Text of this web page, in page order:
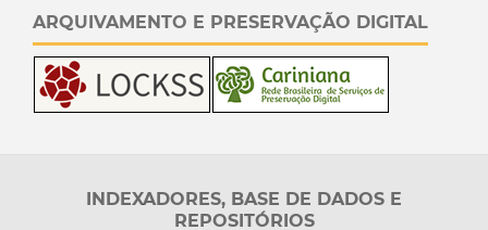
ARQUIVAMENTO E PRESERVAÇÃO DIGITAL
INDEXADORES, BASE DE DADOS E
REPOSITÓRIOS